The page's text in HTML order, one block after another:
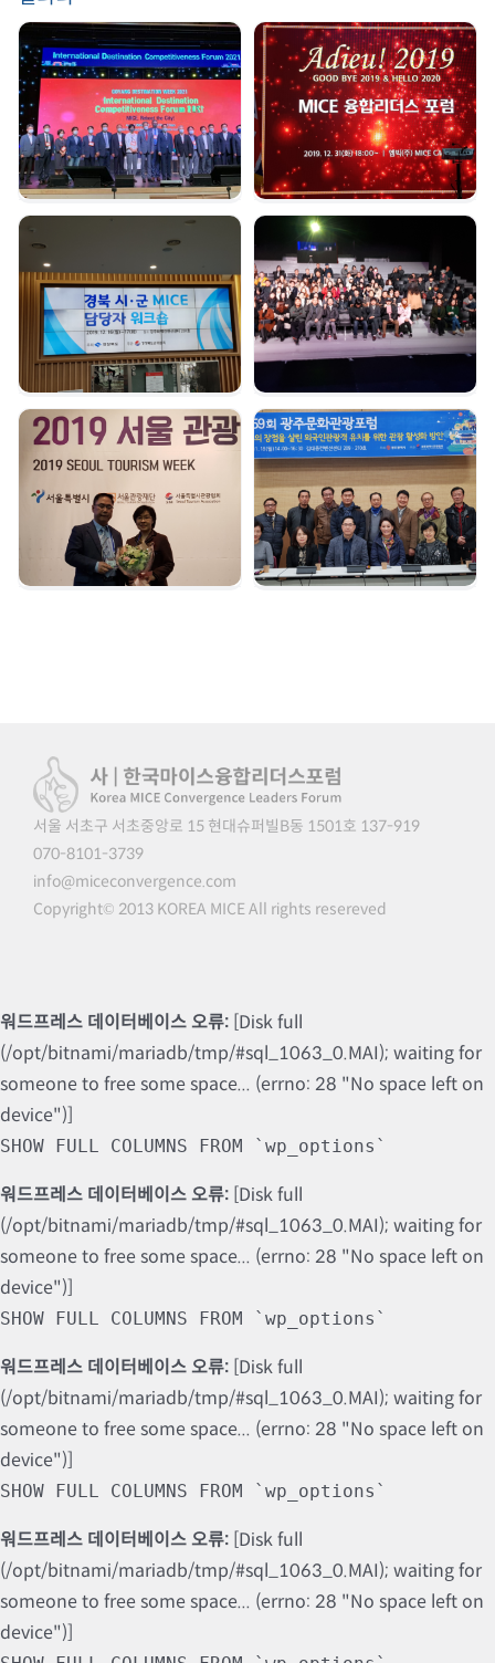
GDW 2021 | 2021.
08. 25
송년회 | 2019. 12. 31
경북시군 마이스 담당자
워크숍 | 2019. 12. 16
여수 마이스육성포럼 |
2019. 12. 05
서울관광대상 수상 |
2019. 12. 04
광주문화관광포럼 |
2019. 11. 18
서울 서초구 서초중앙로 15 현대슈퍼빌B동 1501호 137-919
070-8101-3739
info@miceconvergence.com
Copyright© 2013 KOREA MICE All rights resereved
워드프레스 데이터베이스 오류: [Disk full
(/opt/bitnami/mariadb/tmp/#sql_1063_0.MAI); waiting for
someone to free some space... (errno: 28 "No space left on
device")]
SHOW FULL COLUMNS FROM `wp_options`
워드프레스 데이터베이스 오류: [Disk full
(/opt/bitnami/mariadb/tmp/#sql_1063_0.MAI); waiting for
someone to free some space... (errno: 28 "No space left on
device")]
SHOW FULL COLUMNS FROM `wp_options`
워드프레스 데이터베이스 오류: [Disk full
(/opt/bitnami/mariadb/tmp/#sql_1063_0.MAI); waiting for
someone to free some space... (errno: 28 "No space left on
device")]
SHOW FULL COLUMNS FROM `wp_options`
워드프레스 데이터베이스 오류: [Disk full
(/opt/bitnami/mariadb/tmp/#sql_1063_0.MAI); waiting for
someone to free some space... (errno: 28 "No space left on
device")]